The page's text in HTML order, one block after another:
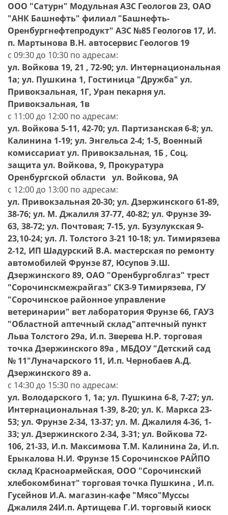
ООО "Сатурн" Модульная АЗС Геологов 23, ОАО
"АНК Башнефть" филиал "Башнефть-
Оренбургнефтепродукт" АЗС №85 Геологов 17, И.
п. Мартынова В.Н. автосервис Геологов 19
с 09:30 до 10:30 по адресам:
ул. Войкова 19, 21 , 72-90; ул. Интернациональная
1а; ул. Пушкина 1, Гостиница "Дружба" ул.
Привокзальная, 1Г, Уран пекарня ул.
Привокзальная, 1в
с 11:00 до 12:00 по адресам:
ул. Войкова 5-11, 42-70; ул. Партизанская 6-8; ул.
Калинина 1-19; ул. Энгельса 2-4; 1-5, Военный
комиссариат ул. Привокзальная, 1Б , Соц.
защита ул. Войкова, 9, Прокуратура
Оренбургской области ул. Войкова, 9А
с 12:00 до 13:00 по адресам:
ул. Привокзальная 20-30; ул. Дзержинского 61-89,
38-76; ул. М. Джалиля 37-77, 40-82; ул. Фрунзе 39-
63, 38-72; ул. Почтовая; 7-15, ул. Бузулукская 9-
23,10-24; ул. Л. Толстого 3-21 10-18; ул. Тимирязева
2-12, ИП Шадурский В.А. мастерская по ремонту
автомобилей Фрунзе 87, Юсупов Э.Ш.
Дзержинского 89, ОАО "Оренбургоблгаз" тpест
"Соpочинскмежpайгаз" СКЗ-9 Тимирязева, ГУ
"Сорочинское районное управление
ветеринарии" вет лаборатория Фрунзе 66, ГАУЗ
"Областной аптечный склад"аптечный пункт
Льва Толстого 29а, И.п. Зверева Н.Р. торговая
точка Дзержинского 89а , МБДОУ "Детский сад
№ 11"Луначарского 11, И.п. Чернобаев А.Д.
Дзержинского 89 а.
с 14:30 до 15:30 по адресам:
ул. Володарского 1, 1а; ул. Пушкина 6-8, 7-27; ул.
Интернациональная 1-39, 8-20; ул. К. Маркса 23-
53; ул. Фрунзе 2-34, 13-37; ул. М. Джалиля 4-36, 1-
33; ул. Дзержинского 2-34, 3-31; ул. Войкова 72-
106, 21-33, И.п. Максимова Т.М. Калинина 2а, И.п.
Ерыкалова Н.И. Фрунзе 15 Сорочинское РАЙПО
склад Красноармейская, ООО "Сорочинский
хлебокомбинат" торговая точка Пушкина , И.п.
Гусейнов И.А. магазин-кафе "Мясо"Муссы
Джалиля 24И.п. Артищева Г.И. торговый киоск